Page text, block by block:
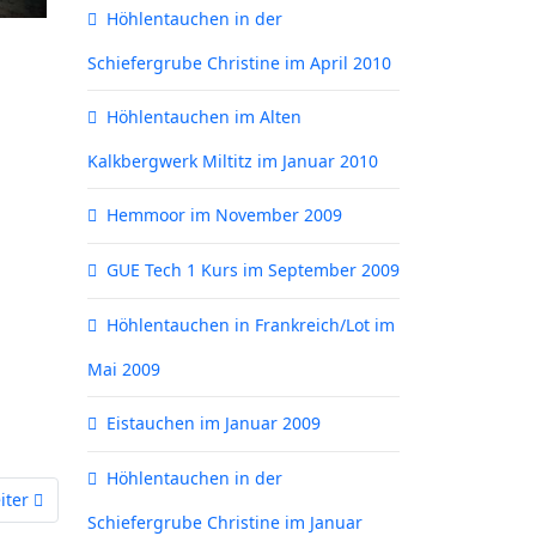
Beitrag: Hemmoor im November 2009
Höhlentauchen in der
Schiefergrube Christine im April 2010
Höhlentauchen im Alten
Kalkbergwerk Miltitz im Januar 2010
Hemmoor im November 2009
GUE Tech 1 Kurs im September 2009
Höhlentauchen in Frankreich/Lot im
Mai 2009
Eistauchen im Januar 2009
Höhlentauchen in der
Schiefergrube Christine im Januar